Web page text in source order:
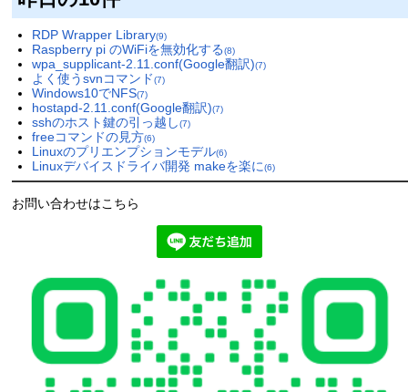
RDP Wrapper Library(9)
Raspberry pi のWiFiを無効化する(8)
wpa_supplicant-2.11.conf(Google翻訳)(7)
よく使うsvnコマンド(7)
Windows10でNFS(7)
hostapd-2.11.conf(Google翻訳)(7)
sshのホスト鍵の引っ越し(7)
freeコマンドの見方(6)
Linuxのプリエンプションモデル(6)
Linuxデバイスドライバ開発 makeを楽に(6)
お問い合わせはこちら